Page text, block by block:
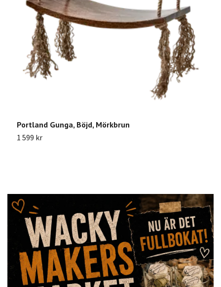
Portland Gunga, Böjd, Mörkbrun
1 599 kr